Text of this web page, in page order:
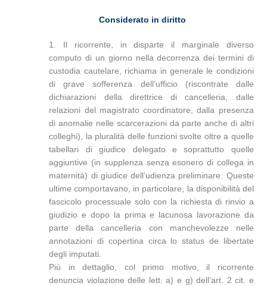
Considerato in diritto
1. Il ricorrente, in disparte il marginale diverso
computo di un giorno nella decorrenza dei termini di
custodia cautelare, richiama in generale le condizioni
di grave sofferenza dell’ufficio (riscontrate dalle
dichiarazioni della direttrice di cancelleria, dalle
relazioni del magistrato coordinatore, dalla presenza
di anomalie nelle scarcerazioni da parte anche di altri
colleghi), la pluralità delle funzioni svolte oltre a quelle
tabellari di giudice delegato e soprattutto quelle
aggiuntive (in supplenza senza esonero di collega in
maternità) di giudice dell’udienza preliminare. Queste
ultime comportavano, in particolare, la disponibilità del
fascicolo processuale solo con la richiesta di rinvio a
giudizio e dopo la prima e lacunosa lavorazione da
parte della cancelleria con manchevolezze nelle
annotazioni di copertina circa lo status de libertate
degli imputati.
Più in dettaglio, col primo motivo, il ricorrente
denuncia violazione delle lett. a) e g) dell’art. 2 cit. e